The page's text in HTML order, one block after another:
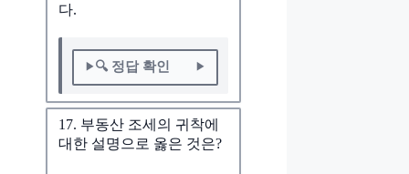
다.
🔍 정답 확인
17. 부동산 조세의 귀착에
대한 설명으로 옳은 것은?